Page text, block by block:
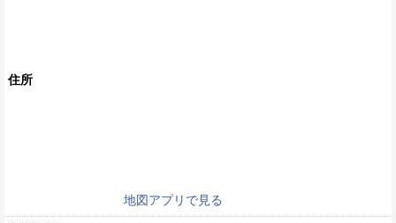
住所
地図アプリで見る